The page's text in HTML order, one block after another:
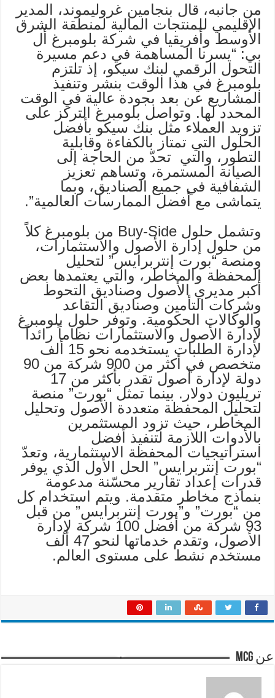
من جانبه، قال بنجامين غروليموند، المدير
الإقليمي للمنتجات المالية لمنطقة الشرق
الأوسط وأفريقيا في شركة بلومبرغ أل
بي: “يسرنا المساهمة في دعم مسيرة
التحول الرقمي لبنك سيكو، إذ تلتزم
بلومبرغ في هذا الوقت بنشر وتنفيذ
المشاريع عن بعد بجودة عالية في الوقت
المحدد لها. وتواصل بلومبرغ التركز على
تزويد العملاء مثل بنك سيكو بأفضل
الحلول التي تمتاز بالكفاءة وقابلية
التطور، والتي تحدّ من الحاجة إلى
الصيانة المستمرة، وتساهم تعزيز
الشفافية في جميع الصناديق، وبما
يتماشى مع أفضل الممارسات العالمية”.
وتشمل حلول Buy-Side من بلومبرغ كلاً
من حلول إدارة الأصول والاستثمارات،
ومنصة “بورت إنتربرايس” لتحليل
المحفظة والمخاطر، والتي يعتمدها بعض
أكبر مديري الأصول وصناديق التحوط
وشركات التأمين وصناديق التقاعد
والوكالات الحكومية. وتوفر حلول بلومبرغ
لإدارة الأصول والاستثمارات نظاماً رائداً
لإدارة الطلبات يستخدمه نحو 15 ألف
متخصص في أكثر من 900 شركة من 90
دولة لإدارة أصول تقدر بأكثر من 17
تريليون دولار. بينما تمثل “بورت” منصة
لتحليل المحفظة متعددة الأصول وتحليل
المخاطر، حيث تزود المستثمرين
بالأدوات اللازمة لتنفيذ أفضل
استراتيجيات المحفظة الاستثمارية، وتعدّ
“بورت إنتربرايس” الحل الأول الذي يوفر
قدرات إعداد تقارير محسّنة مدعومة
بنماذج مخاطر متقدمة. ويتم استخدام كل
من “بورت” و”بورت إنتربرايس” من قبل
93 شركة من أفضل 100 شركة لإدارة
الأصول، وتقدم خدماتها لنحو 47 ألف
مستخدم نشط على مستوى العالم.
عن mcg